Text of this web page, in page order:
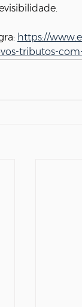
https://
tributos-